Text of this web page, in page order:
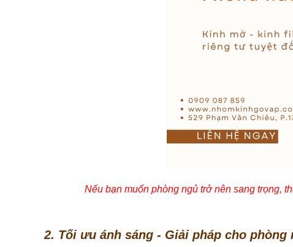
Nếu bạn muốn phòng ngủ trở nên sang trọng,
2. Tối ưu ánh sáng - Giải pháp cho phòng